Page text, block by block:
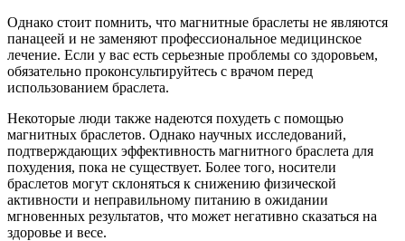
Однако стоит помнить, что магнитные браслеты не являются
панацеей и не заменяют профессиональное медицинское
лечение. Если у вас есть серьезные проблемы со здоровьем,
обязательно проконсультируйтесь с врачом перед
использованием браслета.
Некоторые люди также надеются похудеть с помощью
магнитных браслетов. Однако научных исследований,
подтверждающих эффективность магнитного браслета для
похудения, пока не существует. Более того, носители
браслетов могут склоняться к снижению физической
активности и неправильному питанию в ожидании
мгновенных результатов, что может негативно сказаться на
здоровье и весе.